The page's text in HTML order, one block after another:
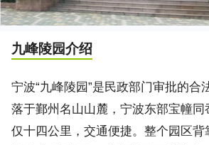
九峰陵园介绍
宁波“九峰陵园”是民政部门审批的合
落于鄞州名山山麓，宁波东部宝幢
仅十四公里，交通便捷。整个园区背